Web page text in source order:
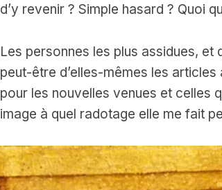
d’y revenir ? Simple hasard ? Quoi
Les personnes les plus assidues,
peut-être d’elles-mêmes les
pour les nouvelles venues et celles
image à quel radotage elle me fait